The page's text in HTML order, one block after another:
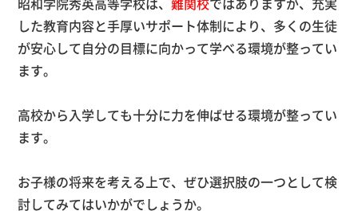
した教育内容と手厚いサポート体制により、多くの生徒
が安心して自分の目標に向かって学べる環境が整ってい
ます。
高校から入学しても十分に力を伸ばせる環境が整ってい
ます。
お子様の将来を考える上で、ぜひ選択肢の一つとして検
討してみてはいかがでしょうか。